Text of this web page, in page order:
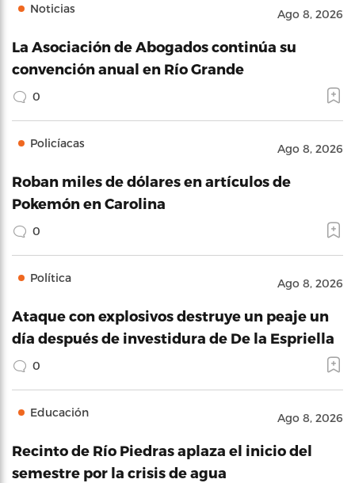
Noticias Ago 8, 2026
La Asociación de Abogados continúa su
convención anual en Río Grande
0
Policíacas Ago 8, 2026
Roban miles de dólares en artículos de
Pokemón en Carolina
0
Política Ago 8, 2026
Ataque con explosivos destruye un peaje un
día después de investidura de De la Espriella
0
Educación Ago 8, 2026
Recinto de Río Piedras aplaza el inicio del
semestre por la crisis de agua